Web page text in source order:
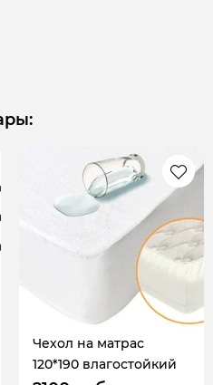
Чехол на матрас
120*190 влагостойкий